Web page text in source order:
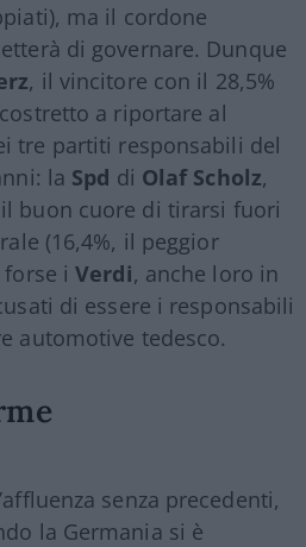
ma il cordone
di governare. Dunque
, il vincitore con il 28,5%
a riportare al
tre partiti responsabili del
la Spd di Olaf Scholz,
buon cuore di tirarsi fuori
(16,4%, il peggior
forse iVerdi, anche loro in
di essere i responsabili
automotive tedesco.
senza precedenti,
la Germania si è